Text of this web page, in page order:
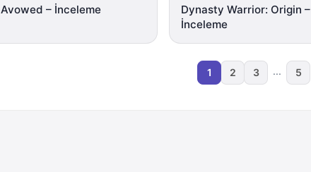
Avowed – İnceleme
Dynasty Warrior: Origin –
İnceleme
1 2 3 ... 5